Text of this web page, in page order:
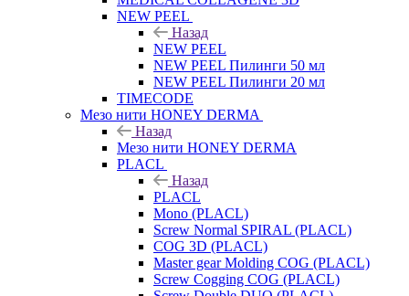
NEW PEEL
Назад
NEW PEEL
NEW PEEL Пилинги 50 мл
NEW PEEL Пилинги 20 мл
TIMECODE
Мезо нити HONEY DERMA
Назад
Мезо нити HONEY DERMA
PLACL
Назад
PLACL
Mono (PLACL)
Screw Normal SPIRAL (PLACL)
COG 3D (PLACL)
Master gear Molding COG (PLACL)
Screw Cogging COG (PLACL)